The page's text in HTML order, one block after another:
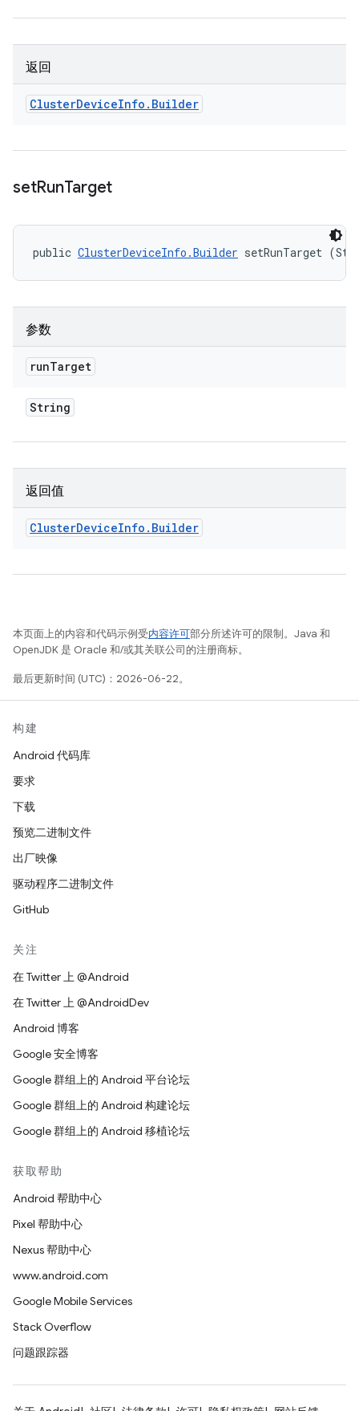
返回
ClusterDeviceInfo . Builder
setRunTarget
public ClusterDeviceInfo.Builder setRunTarget
参数
runTarget
String
返回值
ClusterDeviceInfo . Builder
本页面上的内容和代码示例受内容许可部分所述许可的限制。Java 和
OpenJDK 是 Oracle 和/或其关联公司的注册商标。
最后更新时间 (UTC)：2026-06-22。
构建
Android 代码库
要求
下载
预览二进制文件
出厂映像
驱动程序二进制文件
GitHub
关注
在 Twitter 上 @Android
在 Twitter 上 @AndroidDev
Android 博客
Google 安全博客
Google 群组上的 Android 平台论坛
Google 群组上的 Android 构建论坛
Google 群组上的 Android 移植论坛
获取帮助
Android 帮助中心
Pixel 帮助中心
Nexus 帮助中心
www.android.com
Google Mobile Services
Stack Overflow
问题跟踪器